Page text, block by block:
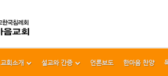
교회소개 설교와 간증 언론보도 한마음 찬양